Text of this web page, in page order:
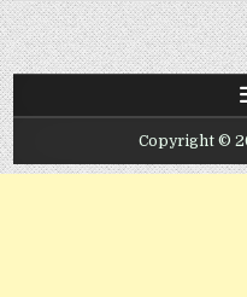
Copyright ©